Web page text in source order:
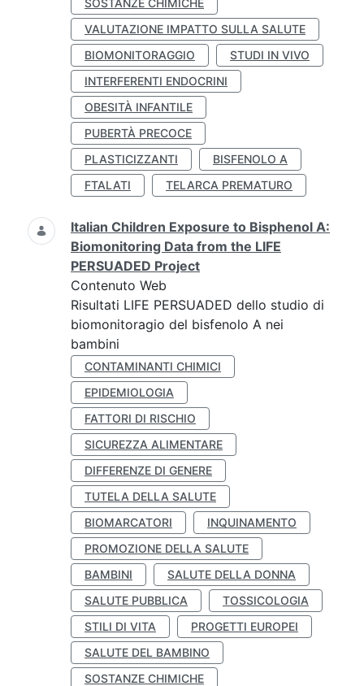
SOSTANZE CHIMICHE
VALUTAZIONE IMPATTO SULLA SALUTE
BIOMONITORAGGIO
STUDI IN VIVO
INTERFERENTI ENDOCRINI
OBESITÀ INFANTILE
PUBERTÀ PRECOCE
PLASTICIZZANTI
BISFENOLO A
FTALATI
TELARCA PREMATURO
Italian Children Exposure to Bisphenol A:
Biomonitoring Data from the LIFE
PERSUADED Project
Contenuto Web
Risultati LIFE PERSUADED dello studio di
biomonitoragio del bisfenolo A nei
bambini
CONTAMINANTI CHIMICI
EPIDEMIOLOGIA
FATTORI DI RISCHIO
SICUREZZA ALIMENTARE
DIFFERENZE DI GENERE
TUTELA DELLA SALUTE
BIOMARCATORI
INQUINAMENTO
PROMOZIONE DELLA SALUTE
BAMBINI
SALUTE DELLA DONNA
SALUTE PUBBLICA
TOSSICOLOGIA
STILI DI VITA
PROGETTI EUROPEI
SALUTE DEL BAMBINO
SOSTANZE CHIMICHE